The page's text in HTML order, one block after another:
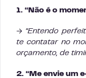
1. “Não é o
→ “Entendo
te contatar no
orçamento, de
2. “Me envie um